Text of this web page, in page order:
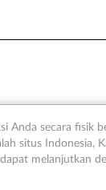
Anda secara fisik
situs Indonesia,
melanjutkan